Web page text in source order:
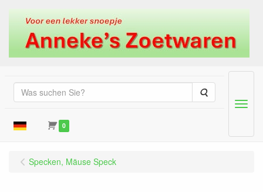
Suche
0
Menu
Specken, Mäuse Speck